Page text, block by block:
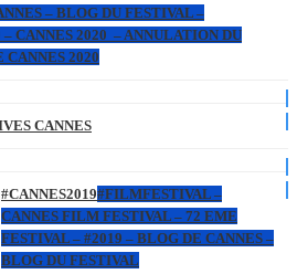
– BLOG DU FESTIVAL –
– CANNES 2020 – ANNULATION DU
CANNES 2020
CANNES
#CANNES2019#FILMFESTIVAL –
CANNES FILM FESTIVAL – 72 EME
FESTIVAL – #2019 – BLOG DE CANNES –
BLOG DU FESTIVAL